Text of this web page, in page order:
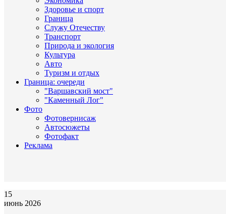
Здоровье и спорт
Граница
Служу Отечеству
Транспорт
Природа и экология
Культура
Авто
Туризм и отдых
Граница: очереди
"Варшавский мост"
"Каменный Лог"
Фото
Фотовернисаж
Автосюжеты
Фотофакт
Реклама
15
июнь 2026